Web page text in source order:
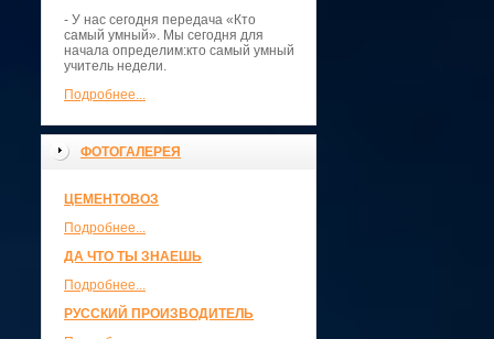
- У нас сегодня передача «Кто
самый умный». Мы сегодня для
начала определим:кто самый умный
учитель недели.
Подробнее...
ФОТОГАЛЕРЕЯ
ЦЕМЕНТОВОЗ
Подробнее...
ДА ЧТО ТЫ ЗНАЕШЬ
Подробнее...
РУССКИЙ ПРОИЗВОДИТЕЛЬ